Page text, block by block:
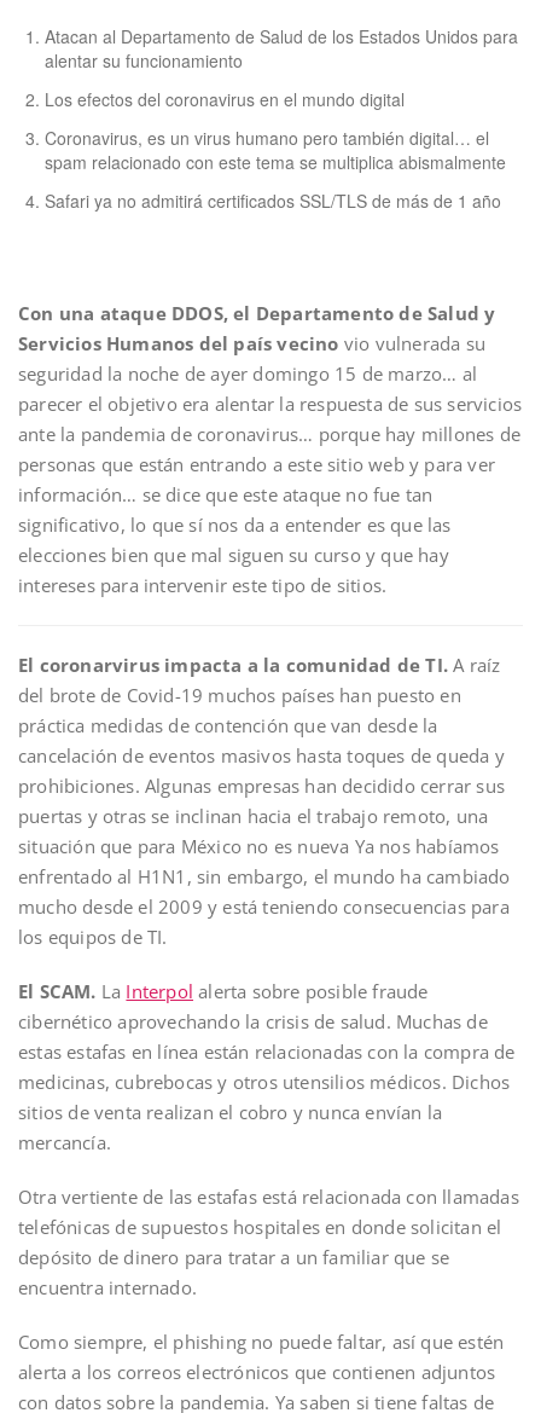
Atacan al Departamento de Salud de los Estados Unidos para
alentar su funcionamiento
Los efectos del coronavirus en el mundo digital
Coronavirus, es un virus humano pero también digital… el
spam relacionado con este tema se multiplica abismalmente
Safari ya no admitirá certificados SSL/TLS de más de 1 año
Con una ataque DDOS, el Departamento de Salud y
Servicios Humanos del país vecino vio vulnerada su
seguridad la noche de ayer domingo 15 de marzo… al
parecer el objetivo era alentar la respuesta de sus servicios
ante la pandemia de coronavirus… porque hay millones de
personas que están entrando a este sitio web y para ver
información… se dice que este ataque no fue tan
significativo, lo que sí nos da a entender es que las
elecciones bien que mal siguen su curso y que hay
intereses para intervenir este tipo de sitios.
El coronarvirus impacta a la comunidad de TI. A raíz
del brote de Covid-19 muchos países han puesto en
práctica medidas de contención que van desde la
cancelación de eventos masivos hasta toques de queda y
prohibiciones. Algunas empresas han decidido cerrar sus
puertas y otras se inclinan hacia el trabajo remoto, una
situación que para México no es nueva Ya nos habíamos
enfrentado al H1N1, sin embargo, el mundo ha cambiado
mucho desde el 2009 y está teniendo consecuencias para
los equipos de TI.
El SCAM. La Interpol alerta sobre posible fraude
cibernético aprovechando la crisis de salud. Muchas de
estas estafas en línea están relacionadas con la compra de
medicinas, cubrebocas y otros utensilios médicos. Dichos
sitios de venta realizan el cobro y nunca envían la
mercancía.
Otra vertiente de las estafas está relacionada con llamadas
telefónicas de supuestos hospitales en donde solicitan el
depósito de dinero para tratar a un familiar que se
encuentra internado.
Como siempre, el phishing no puede faltar, así que estén
alerta a los correos electrónicos que contienen adjuntos
con datos sobre la pandemia. Ya saben si tiene faltas de